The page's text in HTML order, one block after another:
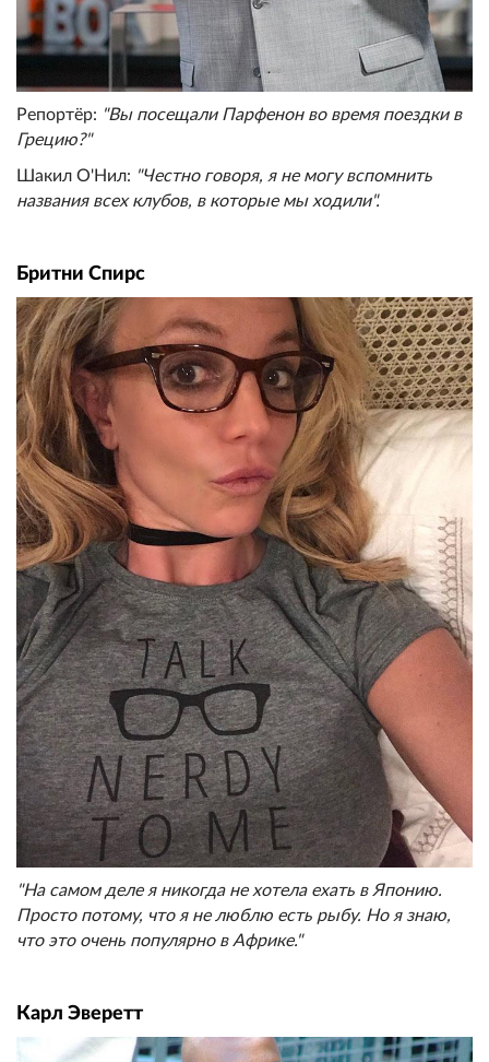
Репортёр: "Вы посещали Парфенон во время поездки в
Грецию?"
Шакил О'Нил: "Честно говоря, я не могу вспомнить
названия всех клубов, в которые мы ходили".
Бритни Спирс
"На самом деле я никогда не хотела ехать в Японию.
Просто потому, что я не люблю есть рыбу. Но я знаю,
что это очень популярно в Африке."
Карл Эверетт